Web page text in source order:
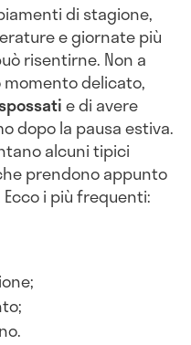
di stagione,
e giornate più
risentirne. Non a
delicato,
e di avere
dopo la pausa estiva.
alcuni tipici
prendono appunto
Ecco i più frequenti: